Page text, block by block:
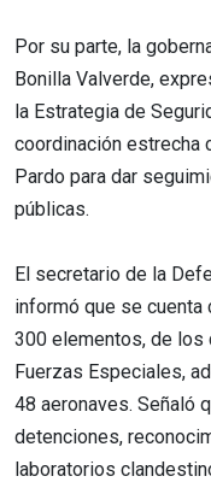
Por su parte, la
Bonilla Valverde,
la Estrategia de
coordinación estrecha
Pardo para dar
públicas.
El secretario de la
informó que se
300 elementos, de los
Fuerzas Especiales,
48 aeronaves. Señaló
detenciones,
laboratorios